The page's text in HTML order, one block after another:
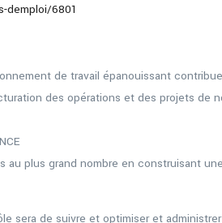
demploi/6801
de travail épanouissant
des opérations et des projets de
au plus grand nombre en construisant
sera de suivre et optimiser et